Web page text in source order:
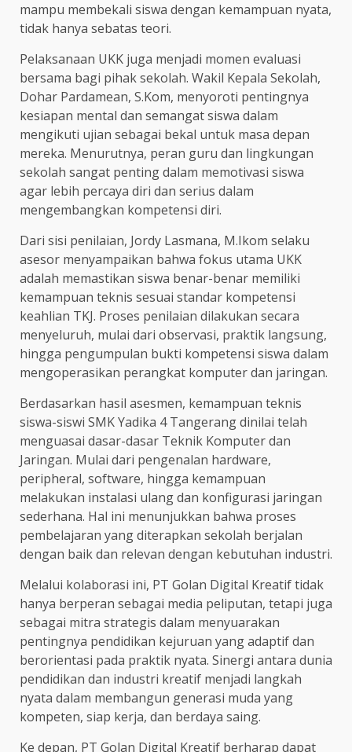
mampu membekali siswa dengan kemampuan nyata,
tidak hanya sebatas teori.
Pelaksanaan UKK juga menjadi momen evaluasi
bersama bagi pihak sekolah. Wakil Kepala Sekolah,
Dohar Pardamean, S.Kom, menyoroti pentingnya
kesiapan mental dan semangat siswa dalam
mengikuti ujian sebagai bekal untuk masa depan
mereka. Menurutnya, peran guru dan lingkungan
sekolah sangat penting dalam memotivasi siswa
agar lebih percaya diri dan serius dalam
mengembangkan kompetensi diri.
Dari sisi penilaian, Jordy Lasmana, M.Ikom selaku
asesor menyampaikan bahwa fokus utama UKK
adalah memastikan siswa benar-benar memiliki
kemampuan teknis sesuai standar kompetensi
keahlian TKJ. Proses penilaian dilakukan secara
menyeluruh, mulai dari observasi, praktik langsung,
hingga pengumpulan bukti kompetensi siswa dalam
mengoperasikan perangkat komputer dan jaringan.
Berdasarkan hasil asesmen, kemampuan teknis
siswa-siswi SMK Yadika 4 Tangerang dinilai telah
menguasai dasar-dasar Teknik Komputer dan
Jaringan. Mulai dari pengenalan hardware,
peripheral, software, hingga kemampuan
melakukan instalasi ulang dan konfigurasi jaringan
sederhana. Hal ini menunjukkan bahwa proses
pembelajaran yang diterapkan sekolah berjalan
dengan baik dan relevan dengan kebutuhan industri.
Melalui kolaborasi ini, PT Golan Digital Kreatif tidak
hanya berperan sebagai media peliputan, tetapi juga
sebagai mitra strategis dalam menyuarakan
pentingnya pendidikan kejuruan yang adaptif dan
berorientasi pada praktik nyata. Sinergi antara dunia
pendidikan dan industri kreatif menjadi langkah
nyata dalam membangun generasi muda yang
kompeten, siap kerja, dan berdaya saing.
Ke depan, PT Golan Digital Kreatif berharap dapat